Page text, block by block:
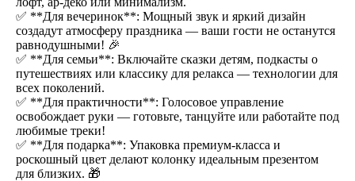
✅ **Для вечеринок**: Мощный звук и яркий дизайн
создадут атмосферу праздника — ваши гости не останутся
равнодушными! 🎉
✅ **Для семьи**: Включайте сказки детям, подкасты о
путешествиях или классику для релакса — технологии для
всех поколений.
✅ **Для практичности**: Голосовое управление
освобождает руки — готовьте, танцуйте или работайте под
любимые треки!
✅ **Для подарка**: Упаковка премиум-класса и
роскошный цвет делают колонку идеальным презентом
для близких. 🎁